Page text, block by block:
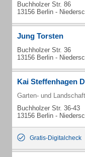
Buchholzer Str. 86
13156 Berlin -
Jung Torsten
Buchholzer Str. 36
13156 Berlin -
Kai Steffenhagen
Garten- und
Buchholzer Str. 36-43
13156 Berlin -
Gratis-Digitalcheck